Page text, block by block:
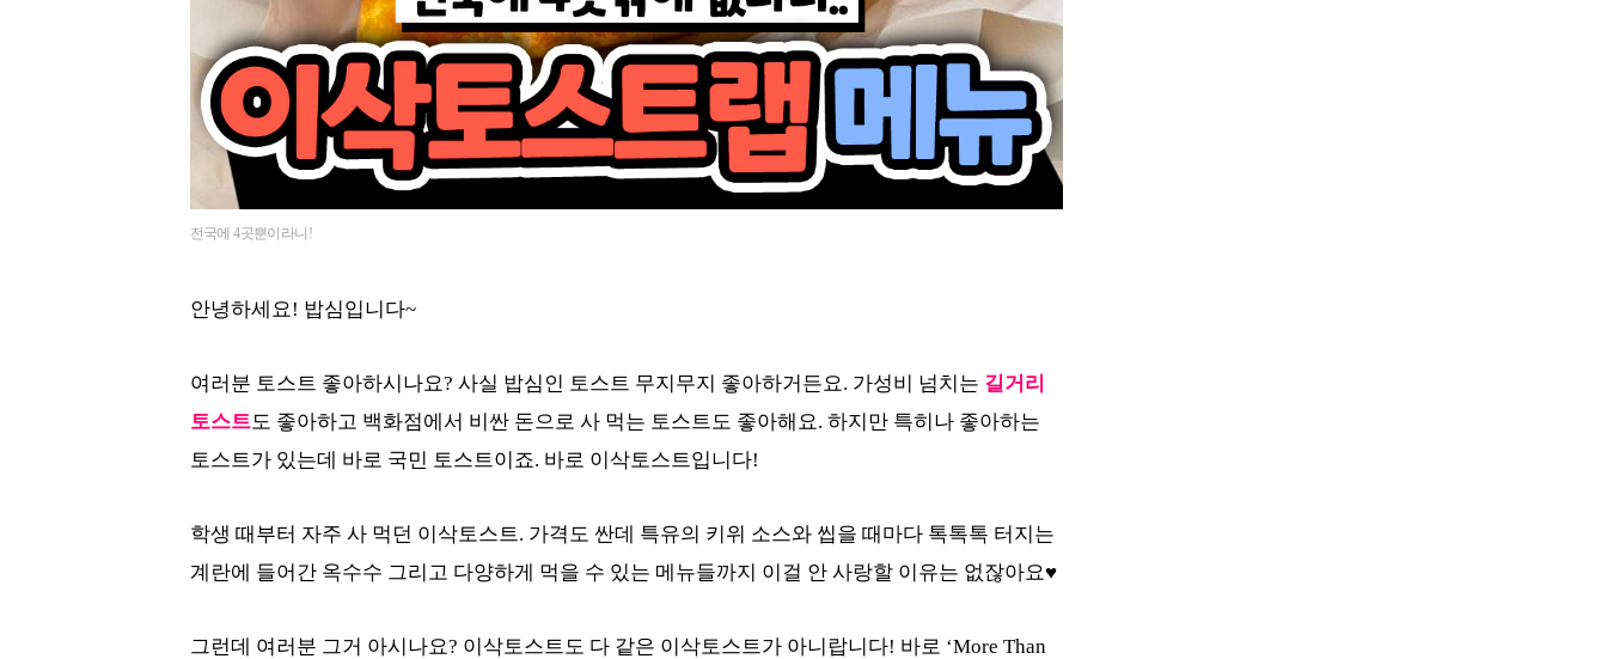
전국에 4곳뿐이라니!
안녕하세요! 밥심입니다~
여러분 토스트 좋아하시나요? 사실 밥심인 토스트 무지무지 좋아하거든요. 가성비 넘치는 길거리
토스트도 좋아하고 백화점에서 비싼 돈으로 사 먹는 토스트도 좋아해요. 하지만 특히나 좋아하는
토스트가 있는데 바로 국민 토스트이죠. 바로 이삭토스트입니다!
학생 때부터 자주 사 먹던 이삭토스트. 가격도 싼데 특유의 키위 소스와 씹을 때마다 톡톡톡 터지는
계란에 들어간 옥수수 그리고 다양하게 먹을 수 있는 메뉴들까지 이걸 안 사랑할 이유는 없잖아요♥
그런데 여러분 그거 아시나요? 이삭토스트도 다 같은 이삭토스트가 아니랍니다! 바로 ‘More Than